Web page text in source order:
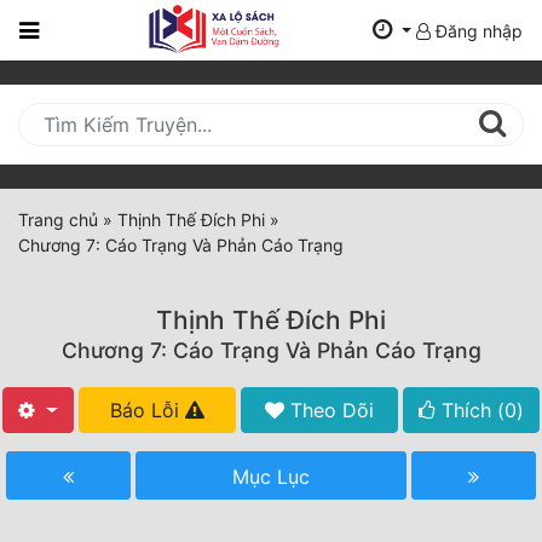
Trang
Mới
Cập
Nhật
(current)
Tất Cả
Hoàn Thành
Đăng nhập
Trang chủ » Thịnh Thế Đích Phi »
Chương 7: Cáo Trạng Và Phản Cáo Trạng
Thịnh Thế Đích Phi
Chương 7: Cáo Trạng Và Phản Cáo Trạng
Báo Lỗi Theo Dõi Thích (0)
Mục Lục